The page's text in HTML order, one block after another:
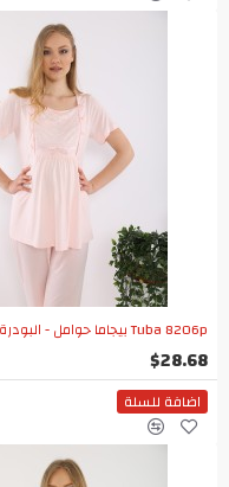
Tuba 8206p بيجاما حوامل - البودرة الوردي
$28.68
اضافة للسلة